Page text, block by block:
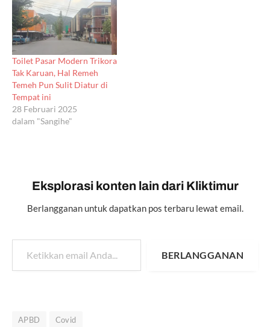
Toilet Pasar Modern Trikora
Tak Karuan, Hal Remeh
Temeh Pun Sulit Diatur di
Tempat ini
28 Februari 2025
dalam "Sangihe"
Eksplorasi konten lain dari Kliktimur
Berlangganan untuk dapatkan pos terbaru lewat email.
Ketikkan email Anda...
BERLANGGANAN
APBD Covid